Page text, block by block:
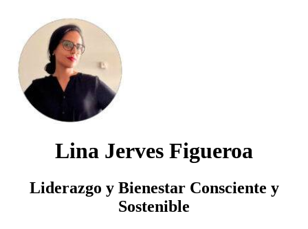
Lina Jerves Figueroa
Liderazgo y Bienestar Consciente y
Sostenible